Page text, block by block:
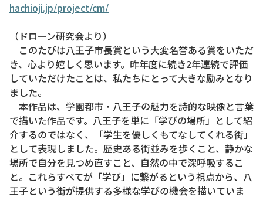
hachioji.jp/project/cm/
（ドローン研究会より）
このたびは八王子市長賞という大変名誉ある賞をいただ
き、心より嬉しく思います。昨年度に続き2年連続で評価
していただけたことは、私たちにとって大きな励みとなり
ました。
本作品は、学園都市・八王子の魅力を詩的な映像と言葉
で描いた作品です。八王子を単に「学びの場所」として紹
介するのではなく、「学生を優しくもてなしてくれる街」
として表現しました。歴史ある街並みを歩くこと、静かな
場所で自分を見つめ直すこと、自然の中で深呼吸するこ
と。これらすべてが「学び」に繋がるという視点から、八
王子という街が提供する多様な学びの機会を描いていま